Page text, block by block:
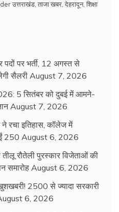
उत्तराखंड ताजा खबर देहरादून, शिक्षा
पर भर्ती, 12 अगस्त से
सैलरी August 7, 2026
5 सितंबर को दुबई में आमने-
August 7, 2026
रचा इतिहास, कॉलेज में
250 August 6, 2026
रौतेली पुरस्कार विजेताओं की
समारोह August 6, 2026
2500 से ज्यादा सरकारी
6, 2026